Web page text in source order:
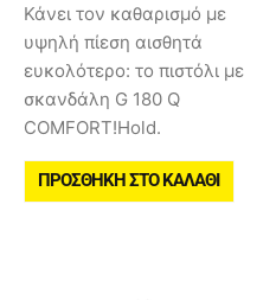
Κάνει τον καθαρισμό με
υψηλή πίεση αισθητά
ευκολότερο: το πιστόλι με
σκανδάλη G 180 Q
COMFORT!Hold.
ΠΡΟΣΘΉΚΗ ΣΤΟ ΚΑΛΆΘΙ